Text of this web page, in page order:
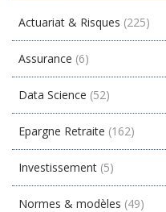
Actuariat & Risques (225)
Assurance (6)
Data Science (52)
Epargne Retraite (162)
Investissement (5)
Normes & modèles (49)